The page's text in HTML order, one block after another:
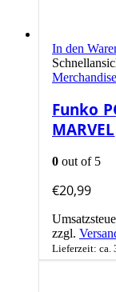
In den
Merchandise
Funko
MARVEL
0 out of 5
€20,99
zzgl.
Lieferzeit: ca.